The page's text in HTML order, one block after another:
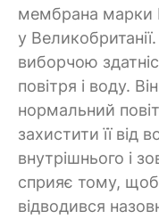
мембрана марки
у
виборчою
повітря і воду.
нормальний
захистити її від
внутрішнього і
сприяє тому,
відводився